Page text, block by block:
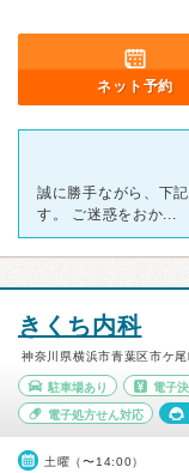
ネット予約
誠に勝手ながら、下
す。 ご迷惑をおか...
きくち内科
神奈川県横浜市青葉区市ケ尾
駐車場あり 電子
電子処方せん対応
土曜（〜14:00）